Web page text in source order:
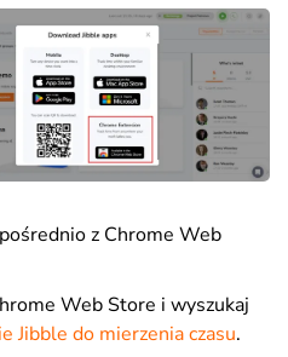
z Chrome Web
Web Store i wyszukaj
Jibble do mierzenia czasu.